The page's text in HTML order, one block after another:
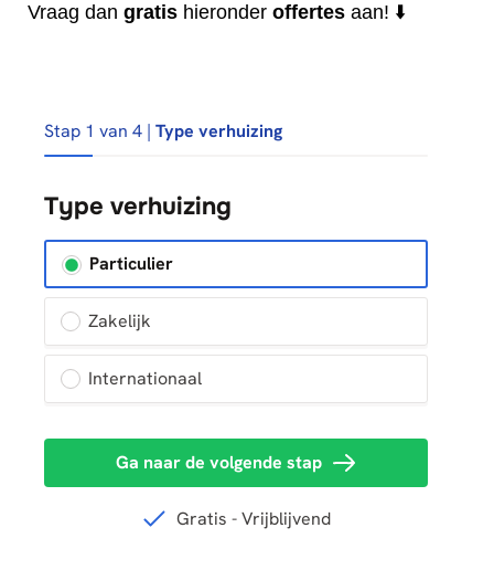
Vraag dan gratis hieronder offertes aan! ⬇️